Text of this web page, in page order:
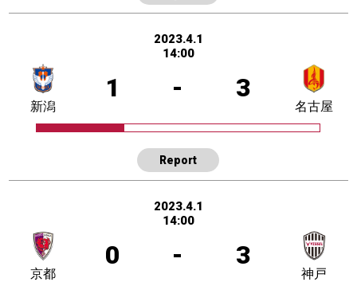
2023.4.1
14:00
1 - 3
新潟 名古屋
Report
2023.4.1
14:00
0 - 3
京都 神戸